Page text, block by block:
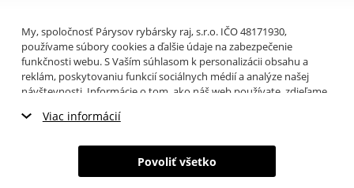
My, spoločnosť Párysov rybársky raj, s.r.o. IČO 48171930,
používame súbory cookies a ďalšie údaje na zabezpečenie
funkčnosti webu. S Vaším súhlasom k personalizácii obsahu a
reklám, poskytovaniu funkcií sociálnych médií a analýze našej
návštevnosti. Informácie o tom, ako náš web používate, zdieľame
(napríklad Google).Tu
informáciami, ktoré ste im poskytli alebo ktoré získali v dôsledku
toho, že používate ich služby. Tieto údaje zahŕňajú cookies, dáta z
ďalších úložísk, IP adresu a ďalšie informácie spojené s prezeraním
Viac informácií
Nevyhnutné cookies
Marketingové cookies
Povoliť všetko